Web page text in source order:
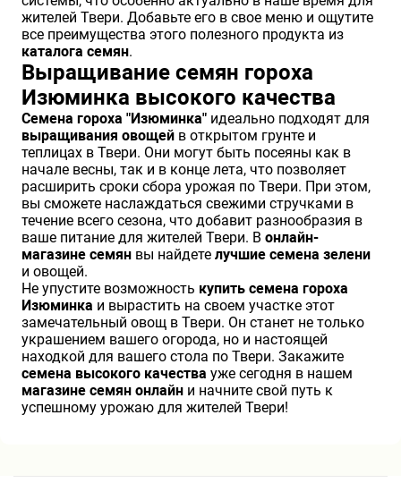
жителей Твери. Добавьте его в свое меню и ощутите
все преимущества этого полезного продукта из
каталога семян.
Выращивание семян гороха
Изюминка высокого качества
Семена гороха "Изюминка" идеально подходят для
выращивания овощей в открытом грунте и
теплицах в Твери. Они могут быть посеяны как в
начале весны, так и в конце лета, что позволяет
расширить сроки сбора урожая по Твери. При этом,
вы сможете наслаждаться свежими стручками в
течение всего сезона, что добавит разнообразия в
ваше питание для жителей Твери. В онлайн-
магазине семян вы найдете лучшие семена зелени
и овощей.
Не упустите возможность купить семена гороха
Изюминка и вырастить на своем участке этот
замечательный овощ в Твери. Он станет не только
украшением вашего огорода, но и настоящей
находкой для вашего стола по Твери. Закажите
семена высокого качества уже сегодня в нашем
магазине семян онлайн и начните свой путь к
успешному урожаю для жителей Твери!